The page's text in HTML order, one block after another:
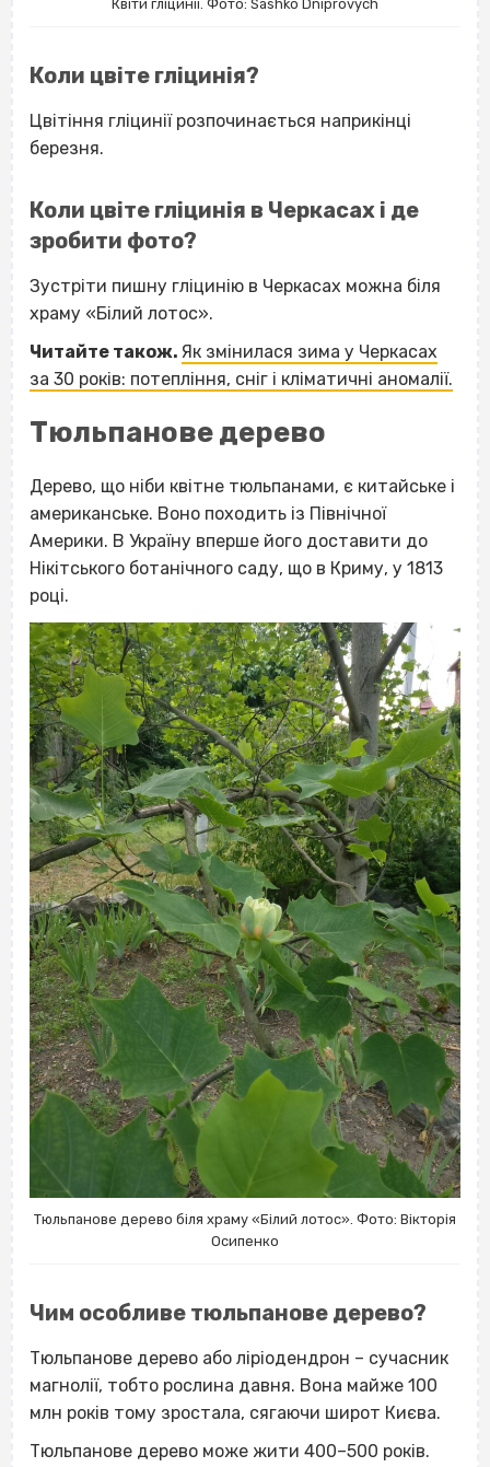
Квіти гліцинії. Фото: Sashko Dniprovych
Коли цвіте гліцинія?
Цвітіння гліцинії розпочинається наприкінці
березня.
Коли цвіте гліцинія в Черкасах і де
зробити фото?
Зустріти пишну гліцинію в Черкасах можна біля
храму «Білий лотос».
Читайте також. Як змінилася зима у Черкасах
за 30 років: потепління, сніг і кліматичні аномалії.
Тюльпанове дерево
Дерево, що ніби квітне тюльпанами, є китайське і
американське. Воно походить із Північної
Америки. В Україну вперше його доставити до
Нікітського ботанічного саду, що в Криму, у 1813
році.
Тюльпанове дерево біля храму «Білий лотос». Фото: Вікторія
Осипенко
Чим особливе тюльпанове дерево?
Тюльпанове дерево або ліріодендрон – сучасник
магнолії, тобто рослина давня. Вона майже 100
млн років тому зростала, сягаючи широт Києва.
Тюльпанове дерево може жити 400–500 років.